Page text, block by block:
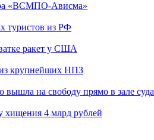
«ВСМПО-Ависма»
туристов из РФ
ракет у США
из крупнейших НПЗ
вышла на свободу прямо в зале суда
хищения 4 млрд рублей